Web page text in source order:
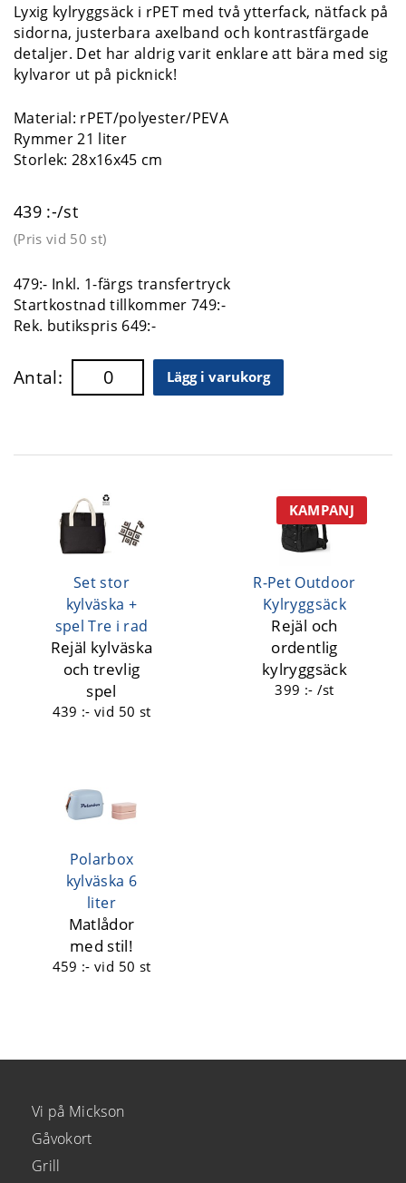
Lyxig kylryggsäck i rPET med två ytterfack, nätfack på
sidorna, justerbara axelband och kontrastfärgade
detaljer. Det har aldrig varit enklare att bära med sig
kylvaror ut på picknick!
Material: rPET/polyester/PEVA
Rymmer 21 liter
Storlek: 28x16x45 cm
439 :-/st
(Pris vid 50 st)
479:- Inkl. 1-färgs transfertryck
Startkostnad tillkommer 749:-
Rek. butikspris 649:-
Antal: Lägg i varukorg
Set stor
kylväska +
spel Tre i rad
Rejäl kylväska
och trevlig
spel
439 :-vid 50 st
KAMPANJ
R-Pet Outdoor
Kylryggsäck
Rejäl och
ordentlig
kylryggsäck
399 :- /st
Polarbox
kylväska 6
liter
Matlådor
med stil!
459 :-vid 50 st
Vi på Mickson
Gåvokort
Grill